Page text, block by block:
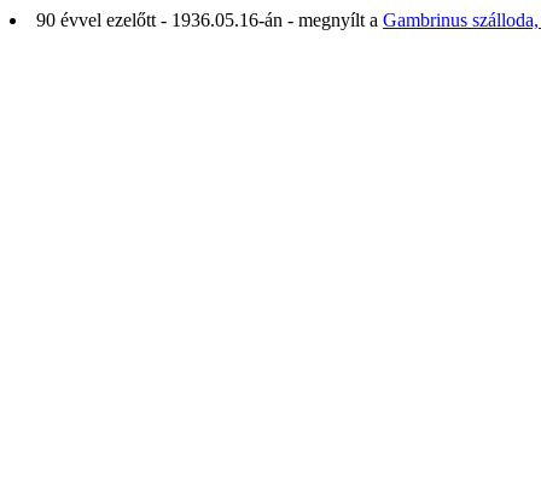
90 évvel ezelőtt - 1936.05.16-án - megnyílt a Gambrinus